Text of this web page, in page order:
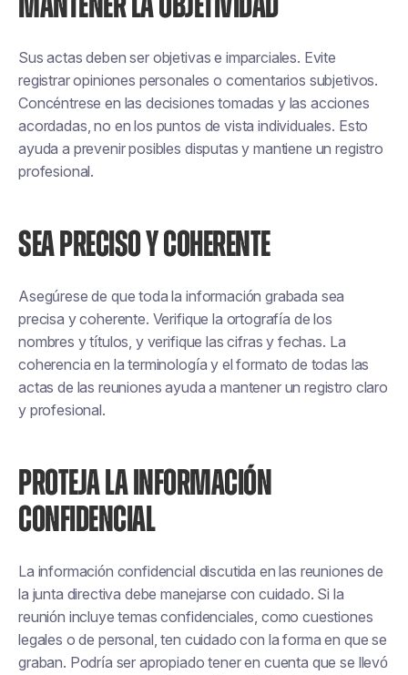
Sus actas deben ser objetivas e imparciales. Evite
registrar opiniones personales o comentarios subjetivos.
Concéntrese en las decisiones tomadas y las acciones
acordadas, no en los puntos de vista individuales. Esto
ayuda a prevenir posibles disputas y mantiene un registro
profesional.
SEA PRECISO Y COHERENTE
Asegúrese de que toda la información grabada sea
precisa y coherente. Verifique la ortografía de los
nombres y títulos, y verifique las cifras y fechas. La
coherencia en la terminología y el formato de todas las
actas de las reuniones ayuda a mantener un registro claro
y profesional.
PROTEJA LA INFORMACIÓN
CONFIDENCIAL
La información confidencial discutida en las reuniones de
la junta directiva debe manejarse con cuidado. Si la
reunión incluye temas confidenciales, como cuestiones
legales o de personal, ten cuidado con la forma en que se
graban. Podría ser apropiado tener en cuenta que se llevó